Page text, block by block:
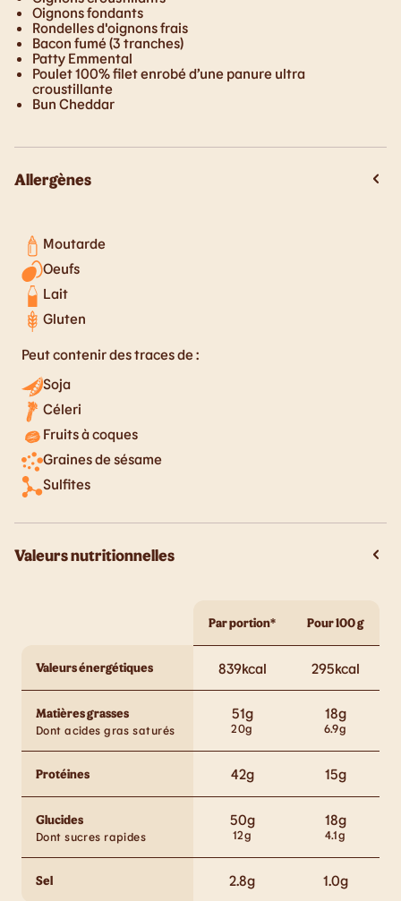
Oignons fondants
Rondelles d'oignons frais
Bacon fumé (3 tranches)
Patty Emmental
Poulet 100% filet enrobé d’une panure ultra
croustillante
Bun Cheddar
Allergènes
Moutarde
Oeufs
Lait
Gluten
Peut contenir des traces de :
Soja
Céleri
Fruits à coques
Graines de sésame
Sulfites
Valeurs nutritionnelles
Par portion* Pour 100 g
Valeurs énergétiques 839kcal 295kcal
Matières grasses 51g 18g
Dont acides gras saturés 20g 6.9g
Protéines 42g 15g
Glucides 50g 18g
Dont sucres rapides 12g 4.1g
Sel 2.8g 1.0g